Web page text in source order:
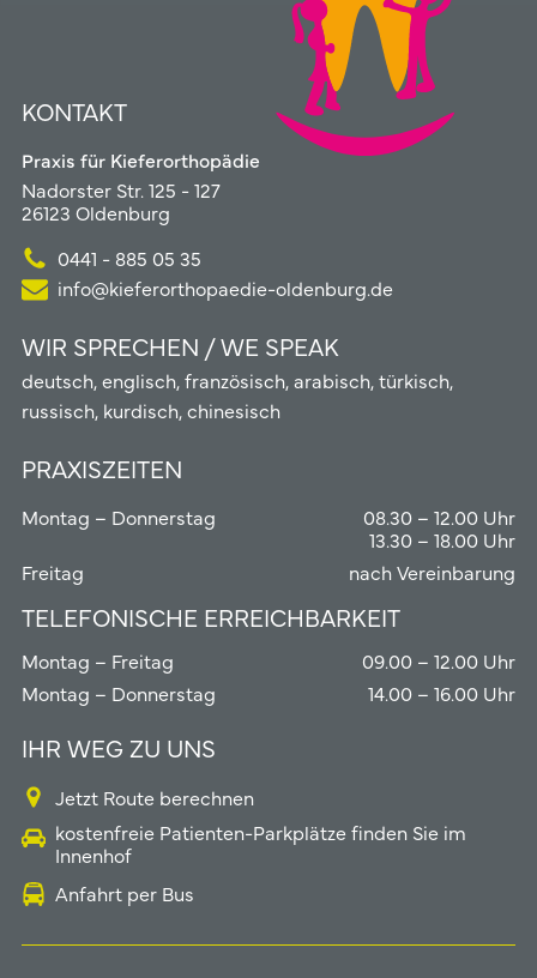
KONTAKT
Praxis für Kieferorthopädie
Nadorster Str. 125 - 127
26123 Oldenburg
0441 - 885 05 35
info@kieferorthopaedie-oldenburg.de
WIR SPRECHEN / WE SPEAK
deutsch, englisch, französisch, arabisch, türkisch,
russisch, kurdisch, chinesisch
PRAXISZEITEN
Montag – Donnerstag
08.30 – 12.00 Uhr
13.30 – 18.00 Uhr
Freitag
nach Vereinbarung
TELEFONISCHE ERREICHBARKEIT
Montag – Freitag
09.00 – 12.00 Uhr
Montag – Donnerstag
14.00 – 16.00 Uhr
IHR WEG ZU UNS
Jetzt Route berechnen
kostenfreie Patienten-Parkplätze finden Sie im
Innenhof
Anfahrt per Bus